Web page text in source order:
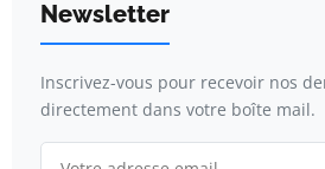
Newsletter
Inscrivez-vous pour recevoir nos
directement dans votre boîte mail.